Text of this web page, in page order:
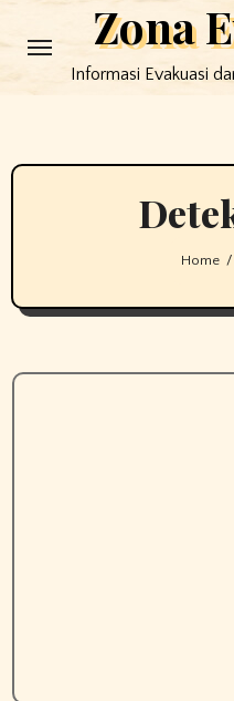
to
Zona
Informasi Evakuasi
Home